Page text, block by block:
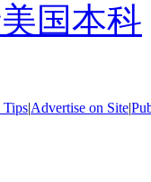
国本科
Tips|Advertise on Site|